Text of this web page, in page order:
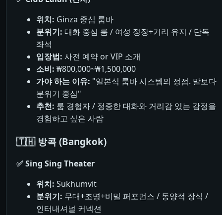
위치: Ginza 중심 룸바
분위기: 대화 중심 룸 / 여성 정장+거리 유지 / 단독
좌석
입장법: 사전 예약 or VIP 소개
소비: ₩800,000~₩1,500,000
가야 하는 이유: "일본식 룸바 시스템의 정점. 말보다
분위기 중심"
추천: 룸 경험자 / 정중한 대화와 거리감 있는 감정을
경험하고 싶은 사람
🇹🇭 방콕 (Bangkok)
✅ Sing Sing Theater
위치: Sukhumvit
분위기: 무대+조명+비밀 퍼포먼스 / 동양적 장식 /
인터내셔널 커넥션